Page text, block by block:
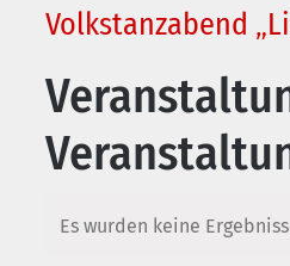
Volkstanzabend
Es wurden keine